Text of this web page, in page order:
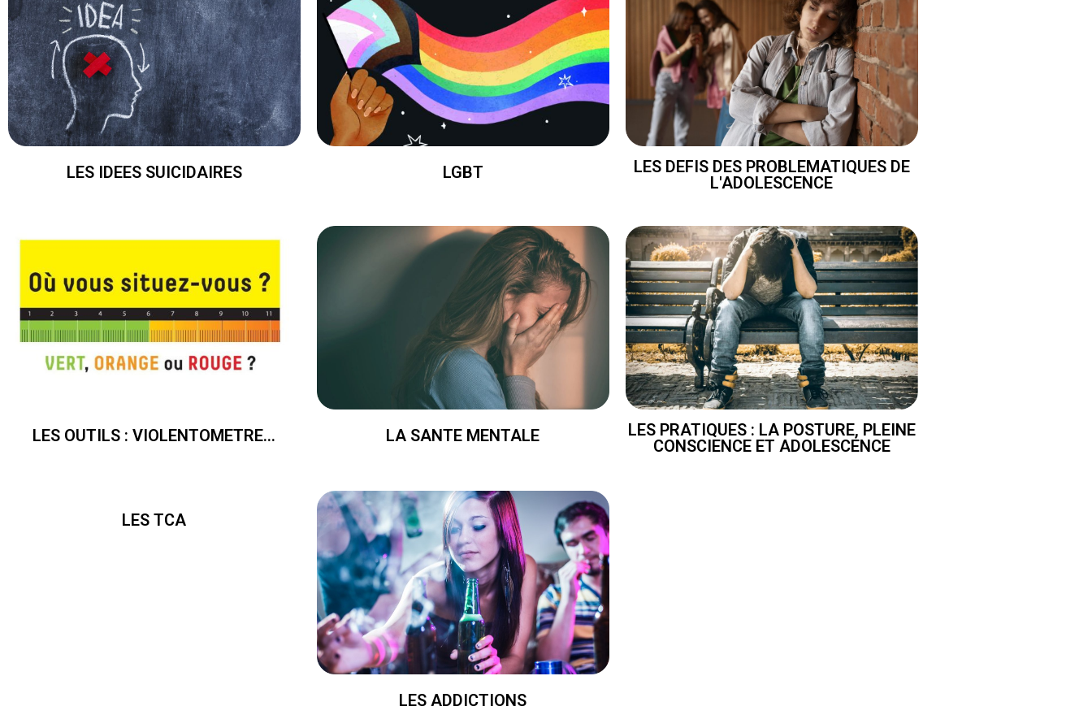
LES IDEES SUICIDAIRES LGBT
LES DEFIS DES PROBLEMATIQUES DE
L'ADOLESCENCE
LES OUTILS : VIOLENTOMETRE... LA SANTE MENTALE
LES PRATIQUES : LA POSTURE, PLEINE
CONSCIENCE ET ADOLESCENCE
LES TCA
LES ADDICTIONS